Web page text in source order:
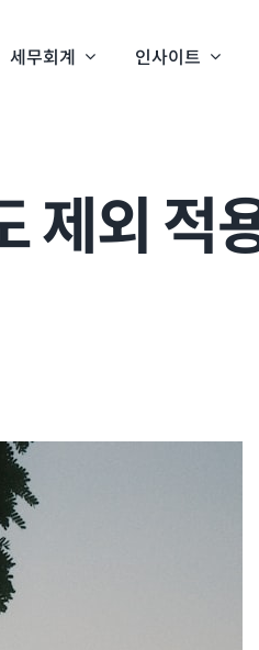
세무회계 인사이트
제외 적